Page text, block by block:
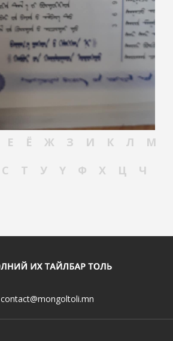
Е Ё Ж З И К Л
М
С Т У Ү Ф Х Ц
Ч
contact@mongoltoli.mn